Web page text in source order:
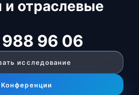
и отраслевые
96 06
исследование
Конференции